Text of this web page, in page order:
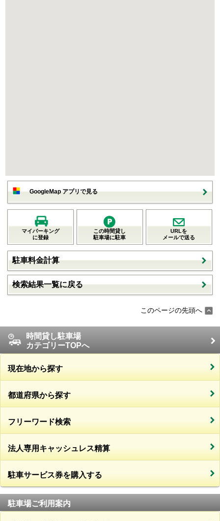
GoogleMap アプリで見る
マイパーキング
に登録
この時間貸し
駐車場に駐車
URLを
メールで送る
駐車料金計算
検索結果一覧に戻る
このページの先頭へ
時間貸し駐車場
カテゴリーTOPへ
現在地から探す
都道府県から探す
フリーワード検索
法人専用キャッシュレス精算
駐車サービス券を購入する
駐車場ご利用案内